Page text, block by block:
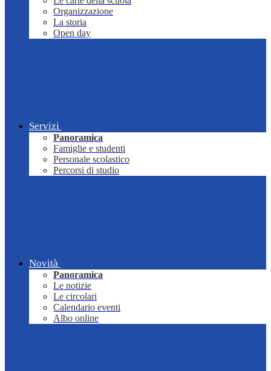
Organizzazione
La storia
Open day
Servizi
Panoramica
Famiglie e studenti
Personale scolastico
Percorsi di studio
Novità
Panoramica
Le notizie
Le circolari
Calendario eventi
Albo online